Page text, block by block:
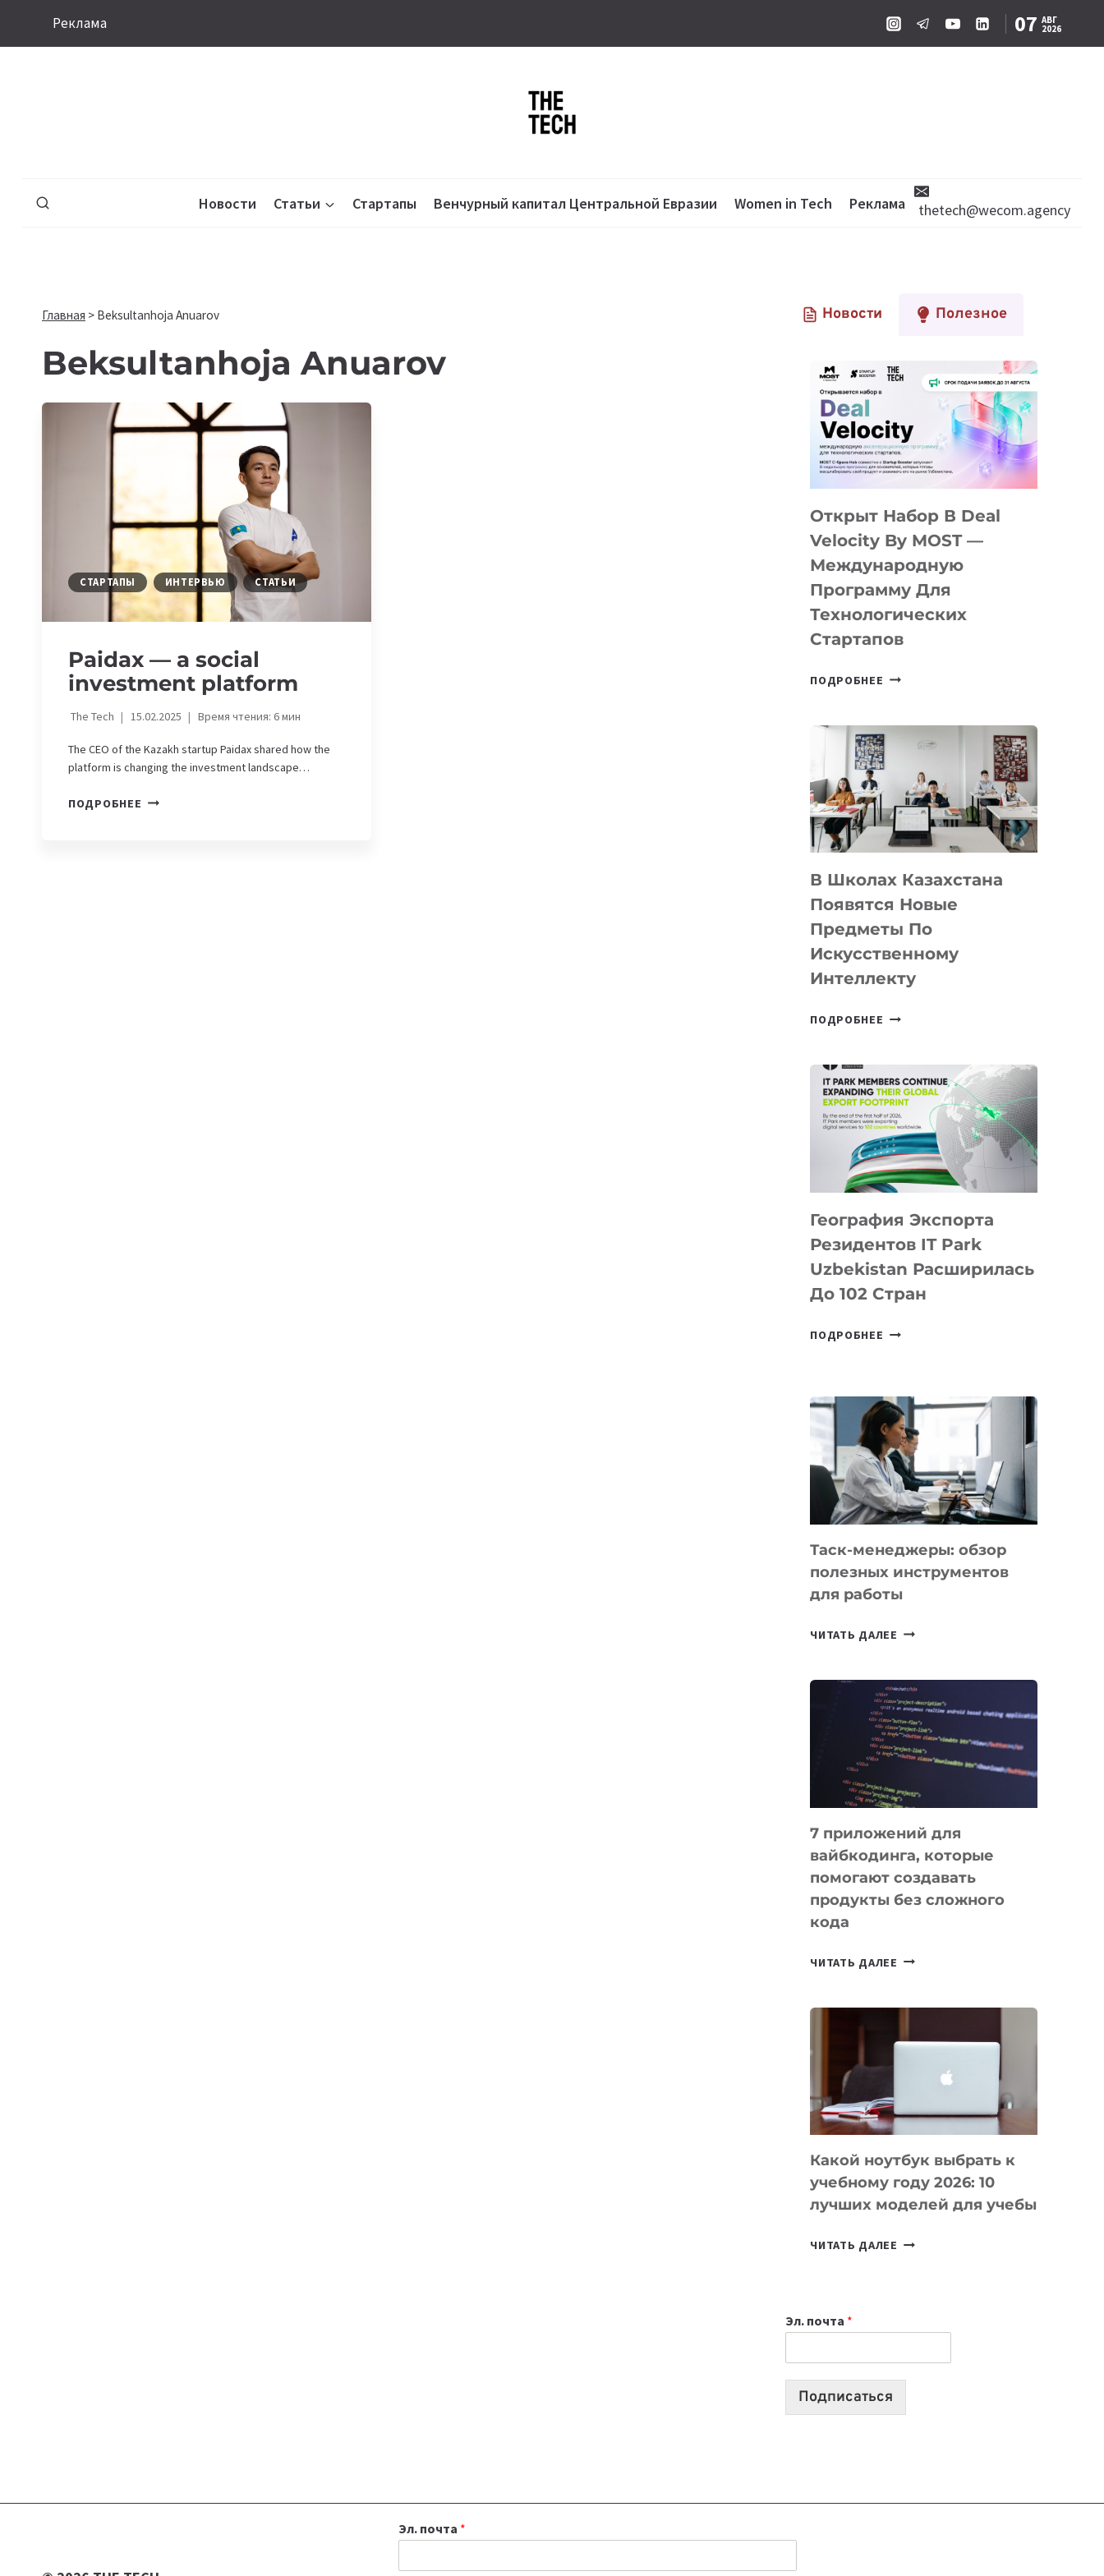
Реклама 07 АВГ
2026
Новости Статьи Стартапы Венчурный капитал Центральной Евразии Women in Tech Реклама thetech@wecom.agency
Главная > Beksultanhoja Anuarov
Beksultanhoja Anuarov
СТАРТАПЫ ИНТЕРВЬЮ СТАТЬИ
Paidax — a social
investment platform
The Tech 15.02.2025 Время чтения: 6мин
The CEO of the Kazakh startup Paidax shared how the
platform is changing the investment landscape…
ПОДРОБНЕЕ PAIDAX
Новости Полезное
Открыт Набор В Deal
Velocity By MOST —
Международную
Программу Для
Технологических
Стартапов
ПОДРОБНЕЕ ОТКРЫТ
DEAL
VELOCITY
MOST
—
МЕЖДУНАРОДНУЮ
ДЛЯ
ТЕХНОЛОГИЧЕСКИХ
СТАРТАПОВ
В Школах Казахстана
Появятся Новые
Предметы По
Искусственному
Интеллекту
ПОДРОБНЕЕ
ПОЯВЯТСЯ
НОВЫЕ
ПРЕДМЕТЫ
ПО
ИСКУССТВЕННОМУ
ИНТЕЛЛЕКТУ
География Экспорта
Резидентов IT Park
Uzbekistan Расширилась
До 102 Стран
ПОДРОБНЕЕ ГЕОГРАФИЯ
PARK
UZBEKISTAN
РАСШИРИЛАСЬ
ДО
102
СТРАН
Таск-менеджеры: обзор
полезных инструментов
для работы
ЧИТАТЬ ДАЛЕЕ ТАСК-
ПОЛЕЗНЫХ
ИНСТРУМЕНТОВ
ДЛЯ
РАБОТЫ
7 приложений для
вайбкодинга, которые
помогают создавать
продукты без сложного
кода
ЧИТАТЬ ДАЛЕЕ
КОТОРЫЕ
СОЗДАВАТЬ
БЕЗ
КОДА
Какой ноутбук выбрать к
учебному году 2026: 10
лучших моделей для учебы
ЧИТАТЬ ДАЛЕЕ КАКОЙ
2026:
10
Эл. почта *
Подписаться
Эл. почта *